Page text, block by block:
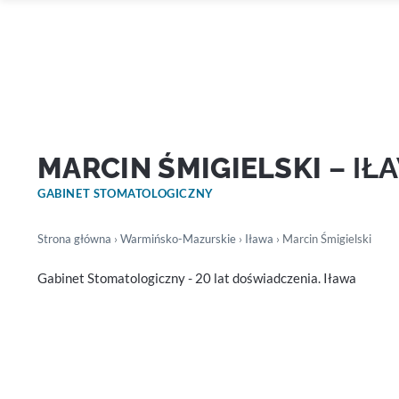
MARCIN ŚMIGIELSKI –
GABINET STOMATOLOGICZNY
Strona główna › Warmińsko-Mazurskie › Iława › Marcin Śmigielski
Gabinet Stomatologiczny - 20 lat doświadczenia. Iława